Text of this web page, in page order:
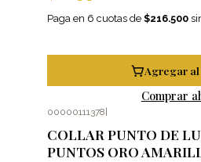
Paga en 6 cuotas de $216.500
Agregar
Comprar
00000111378
COLLAR PUNTO DE
PUNTOS ORO